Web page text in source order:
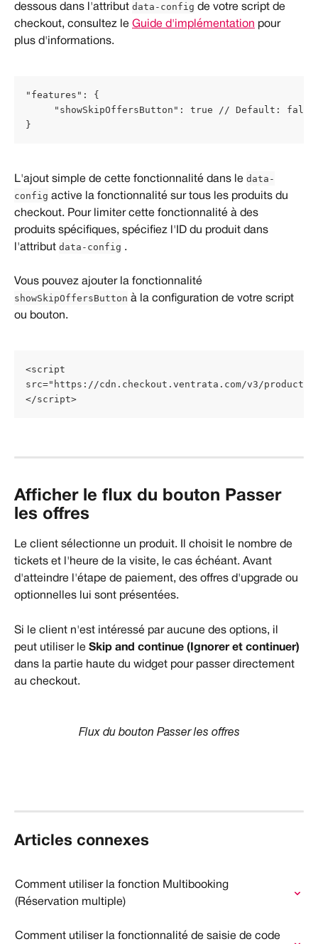
dessous dans l'attribut data-config de votre script de
checkout, consultez le Guide d'implémentation pour
plus d'informations.
"features": {
"showSkipOffersButton": true // Default:
}
L'ajout simple de cette fonctionnalité dans le data-
config active la fonctionnalité sur tous les produits du
checkout. Pour limiter cette fonctionnalité à des
produits spécifiques, spécifiez l'ID du produit dans
l'attribut data-config .
Vous pouvez ajouter la fonctionnalité
showSkipOffersButton à la configuration de votre script
ou bouton.
<script
src="https://cdn.checkout.ventrata.com/v3/
</script>
Afficher le flux du bouton Passer
les offres
Le client sélectionne un produit. Il choisit le nombre de
tickets et l'heure de la visite, le cas échéant. Avant
d'atteindre l'étape de paiement, des offres d'upgrade ou
optionnelles lui sont présentées.
Si le client n'est intéressé par aucune des options, il
peut utiliser le Skip and continue (Ignorer et continuer)
dans la partie haute du widget pour passer directement
au checkout.
Flux du bouton Passer les offres
Articles connexes
Comment utiliser la fonction Multibooking
(Réservation multiple)
Comment utiliser la fonctionnalité de saisie de code